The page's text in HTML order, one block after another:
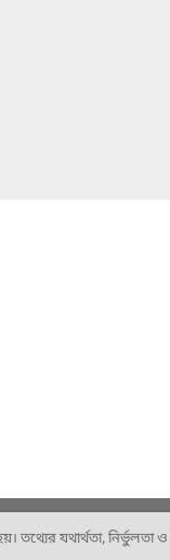
যথার্থতা, নির্ভুলতা ও